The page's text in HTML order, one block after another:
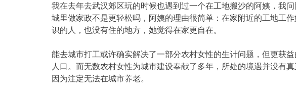
我在去年去武汉郊区玩的时候也遇到过一个在工地搬沙的阿姨，我
城里做家政不是更轻松吗，阿姨的理由很简单：在家附近的工地工
识的人，也没有住的地方，她觉得在家更自在。
能去城市打工或许确实解决了一部分农村女性的生计问题，但更获
人口。而无数农村女性为城市建设奉献了多年，所处的境遇并没有
因为注定无法在城市养老。